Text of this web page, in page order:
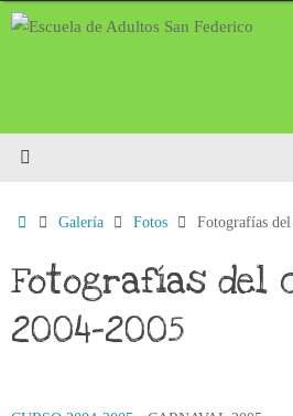
Saltar
InicioGalería Fotos Fotografías
Fotografías del
2004-2005